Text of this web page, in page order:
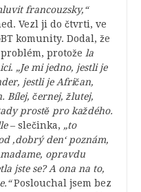
francouzsky,“
Vezl ji do čtvrti, ve
komunity. Dodal, že
protože la
. „Je mi jedno, jestli je
jestli je Afričan,
Bílej, černej, žlutej,
prostě pro každého.
– slečinka, „to
,dobrý den‘ poznám,
opravdu
jste se? A ona na to,
Poslouchal jsem bez